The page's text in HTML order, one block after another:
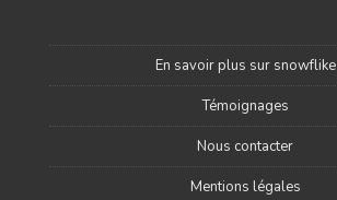
En savoir plus sur snowflike
Témoignages
Nous contacter
Mentions légales